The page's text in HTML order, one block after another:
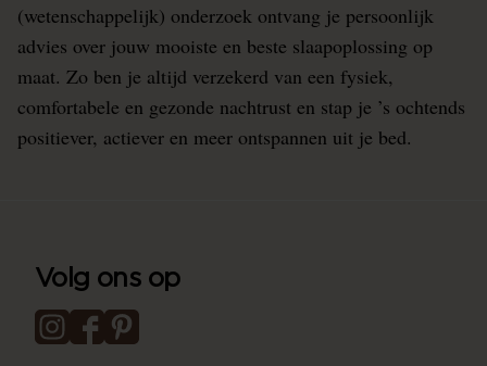
(wetenschappelijk) onderzoek ontvang je persoonlijk
advies over jouw mooiste en beste slaapoplossing op
maat. Zo ben je altijd verzekerd van een fysiek,
comfortabele en gezonde nachtrust en stap je ’s ochtends
positiever, actiever en meer ontspannen uit je bed.
Volg ons op